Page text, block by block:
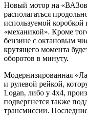
Новый мотор на
располагаться
используемой коробкой
«механикой». Кроме
бензине с октановым
крутящего момента
оборотов в минуту.
Модернизированная
и рулевой рейкой,
Logan, либо у 4х4,
подвергнется также
трансмиссии.